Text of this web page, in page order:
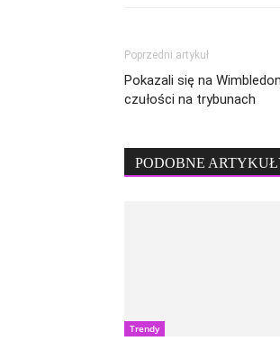
Poprzedni artykuł
Pokazali się na
czułości na trybunach
PODOBNE
Trendy